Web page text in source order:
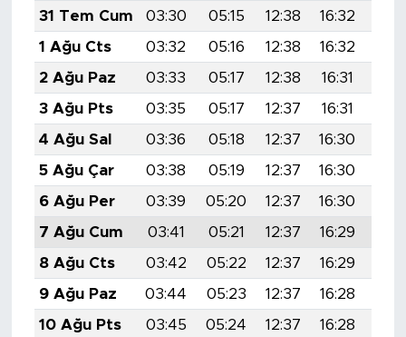
31 Tem Cum
03:30 05:15 12:38 16:32
1 Ağu Cts
03:32 05:16 12:38 16:32
2 Ağu Paz
03:33 05:17 12:38 16:31
3 Ağu Pts
03:35 05:17 12:37 16:31
4 Ağu Sal
03:36 05:18 12:37 16:30
5 Ağu Çar
03:38 05:19 12:37 16:30
6 Ağu Per
03:39 05:20 12:37 16:30
7 Ağu Cum
03:41 05:21 12:37 16:29
8 Ağu Cts
03:42 05:22 12:37 16:29
9 Ağu Paz
03:44 05:23 12:37 16:28
10 Ağu Pts
03:45 05:24 12:37 16:28